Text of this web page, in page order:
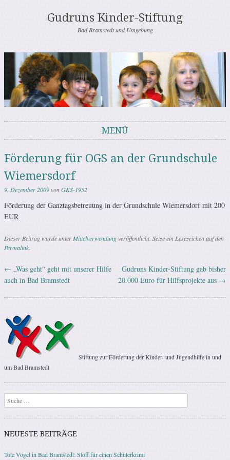
Gudruns Kinder-Stiftung
Bad Bramstedt und Umgebung
MENÜ
Förderung für OGS an der Grundschule
Wiemersdorf
9. Dezember 2009vonGKS-1952
Förderung der Ganztagsbetreuung in der Grundschule Wiemersdorf mit 200
EUR
Dieser Beitrag wurde unterMittelverwendungveröffentlicht. Setze ein Lesezeichen auf den
Permalink.
Artikel-Navigation
← „Was geht“ geht mit unserer Hilfe
auch in Bad Bramstedt
Gudruns Kinder-Stiftung gab bisher
20.000 Euro für Hilfsprojekte aus →
Stiftung zur Förderung der Kinder- und Jugendhilfe in und
um Bad Bramstedt
Suchen
NEUESTE BEITRÄGE
Tote Vögel in Bad Bramstedt: Stoff für einen Schülerkrimi